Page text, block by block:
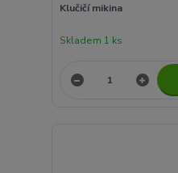
Klučičí mikina
Skladem 1 ks